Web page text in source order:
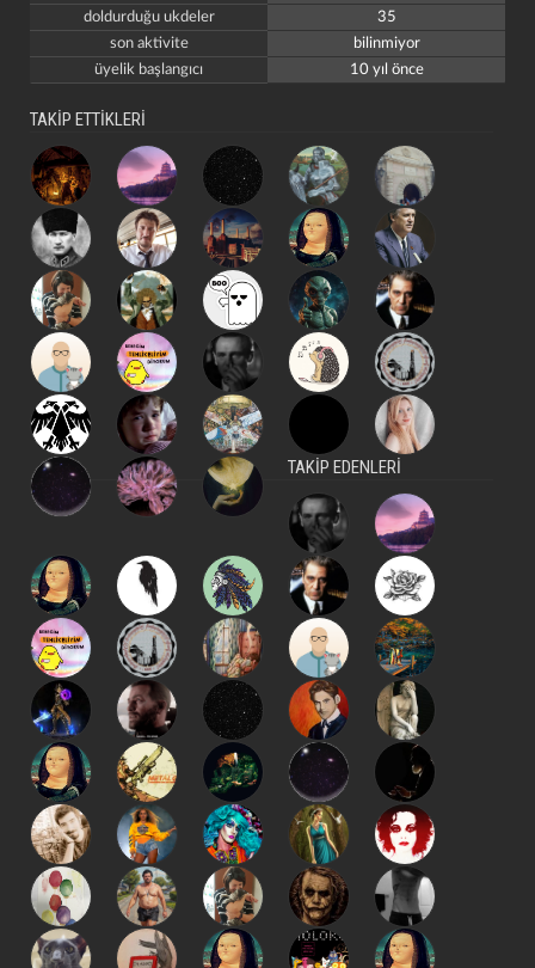
doldurduğu ukdeler
35
son aktivite
bilinmiyor
üyelik başlangıcı
10 yıl önce
TAKİP ETTİKLERİ
TAKİP EDENLERİ
kapat